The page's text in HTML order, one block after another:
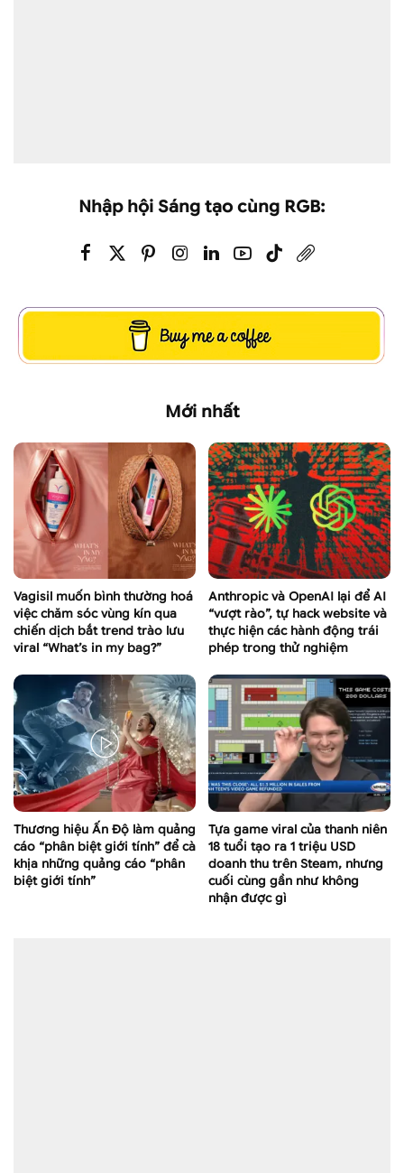
Nhập hội Sáng tạo cùng RGB:
Mới nhất
Vagisil muốn bình thường hoá
việc chăm sóc vùng kín qua
chiến dịch bắt trend trào lưu
viral “What’s in my bag?”
Anthropic và OpenAI lại để AI
“vượt rào”, tự hack website và
thực hiện các hành động trái
phép trong thử nghiệm
Thương hiệu Ấn Độ làm quảng
cáo “phân biệt giới tính” để cà
khịa những quảng cáo “phân
biệt giới tính”
Tựa game viral của thanh niên
18 tuổi tạo ra 1 triệu USD
doanh thu trên Steam, nhưng
cuối cùng gần như không
nhận được gì